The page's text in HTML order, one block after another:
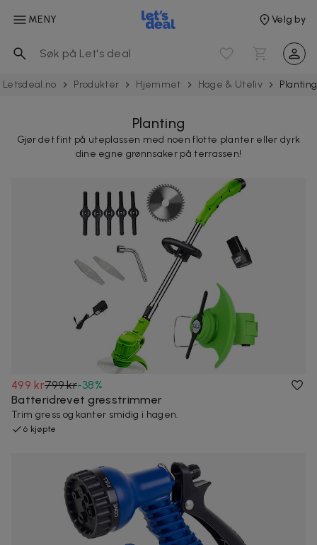
MENY Velg by
Letsdeal.no Produkter Hjemmet Hage & Uteliv Planting
Planting
Gjør det fint på uteplassen med noen flotte planter eller dyrk
dine egne grønnsaker på terrassen!
499 kr799 kr-38%
Batteridrevet gresstrimmer
Trim gress og kanter smidig i hagen.
6 kjøpte